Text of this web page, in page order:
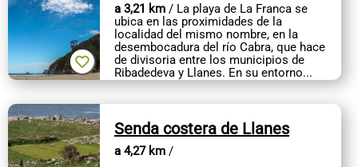
a 3,21 km / La playa de La Franca se
ubica en las proximidades de la
localidad del mismo nombre, en la
desembocadura del río Cabra, que hace
de divisoria entre los municipios de
Ribadedeva y Llanes. En su entorno...
Senda costera de Llanes
a 4,27 km /